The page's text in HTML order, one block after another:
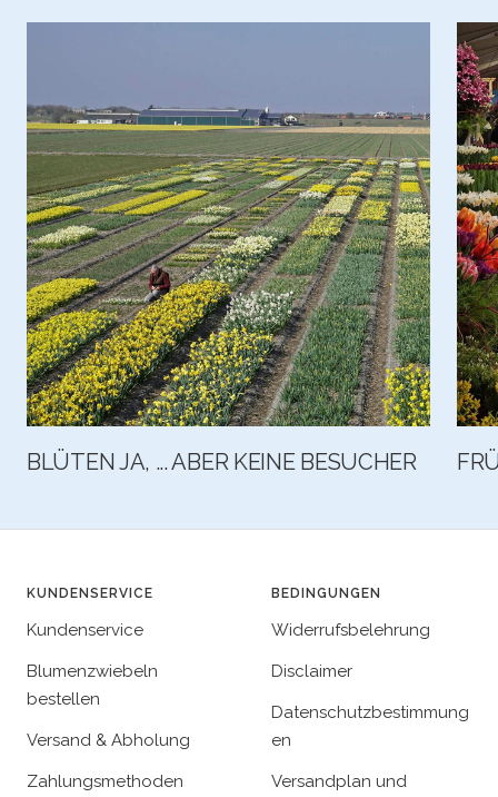
BLÜTEN JA, ... ABER KEINE BESUCHER
KUNDENSERVICE
Kundenservice
Blumenzwiebeln
bestellen
Versand & Abholung
Zahlungsmethoden
BEDINGUNGEN
Widerrufsbelehrung
Disclaimer
Datenschutzbestimmung
en
Versandplan und